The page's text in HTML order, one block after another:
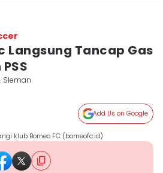
Langsung Tancap Gas
Sleman
Add Us on Google
klub Borneo FC (borneofc.id)